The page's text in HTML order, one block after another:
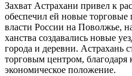
Захват Астрахани привел к
обеспечил ей новые
власти России на Поволжье,
ханства создавались новые
города и деревни.
торговым центром, благодаря
экономическое положение.